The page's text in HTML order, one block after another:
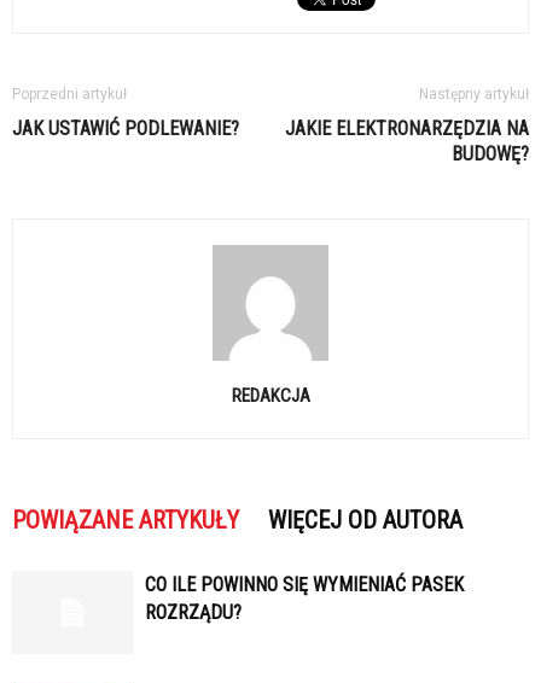
Poprzedni artykuł
JAK USTAWIĆ PODLEWANIE?
Następny artykuł
JAKIE ELEKTRONARZĘDZIA NA
BUDOWĘ?
REDAKCJA
POWIĄZANE ARTYKUŁY WIĘCEJ OD AUTORA
CO ILE POWINNO SIĘ WYMIENIAĆ PASEK
ROZRZĄDU?